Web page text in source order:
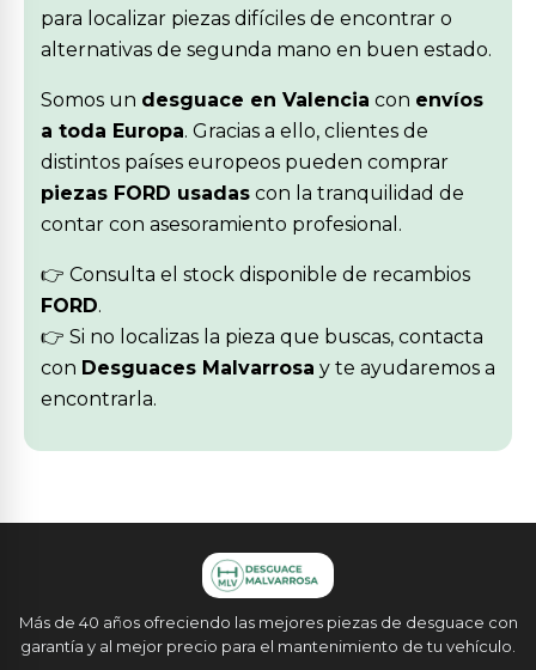
para localizar piezas difíciles de encontrar o
alternativas de segunda mano en buen estado.
Somos un desguace en Valencia con envíos
a toda Europa. Gracias a ello, clientes de
distintos países europeos pueden comprar
piezas FORD usadas con la tranquilidad de
contar con asesoramiento profesional.
👉 Consulta el stock disponible de recambios
FORD.
👉 Si no localizas la pieza que buscas, contacta
con Desguaces Malvarrosa y te ayudaremos a
encontrarla.
Más de 40 años ofreciendo las mejores piezas de desguace con
garantía y al mejor precio para el mantenimiento de tu vehículo.